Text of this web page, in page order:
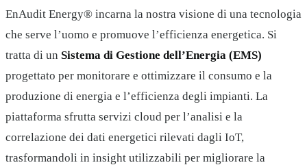
EnAudit Energy® incarna la nostra visione di una tecnologia
che serve l’uomo e promuove l’efficienza energetica. Si
tratta di un Sistema di Gestione dell’Energia (EMS)
progettato per monitorare e ottimizzare il consumo e la
produzione di energia e l’efficienza degli impianti. La
piattaforma sfrutta servizi cloud per l’analisi e la
correlazione dei dati energetici rilevati dagli IoT,
trasformandoli in insight utilizzabili per migliorare la